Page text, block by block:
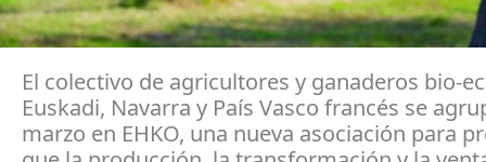
El colectivo de agricultores y ganaderos bio-
Euskadi, Navarra y País Vasco francés se
marzo en EHKO, una nueva asociación para